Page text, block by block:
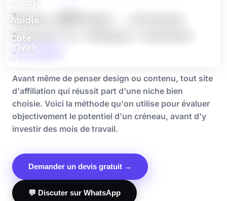
Niche affiliation : comment
trouver un créneau vraiment
rentable
Avant même de penser design ou contenu, tout site
d'affiliation qui réussit part d'une niche bien
choisie. Voici la méthode qu'on utilise pour évaluer
objectivement le potentiel d'un créneau, avant d'y
investir des mois de travail.
Demander un devis gratuit →
💬 Discuter sur WhatsApp